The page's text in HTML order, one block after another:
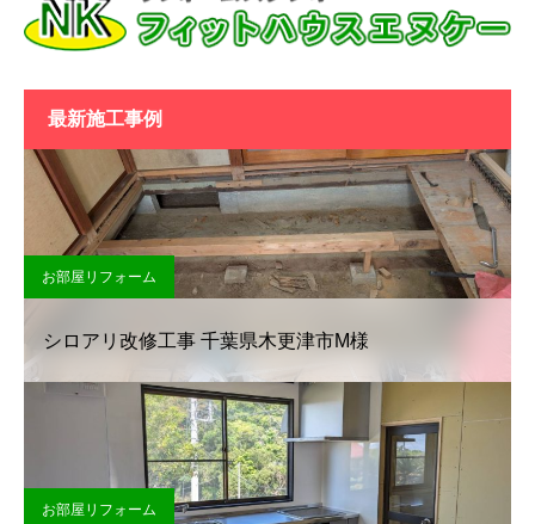
最新施工事例
お部屋リフォーム
シロアリ改修工事 千葉県木更津市M様
お部屋リフォーム